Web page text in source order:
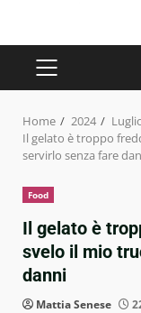
PRIMARY
MENU
Home 2024
Il gelato è troppo
servirlo senza fare
Food
Il gelato è
svelo il mio
danni
Mattia Senese